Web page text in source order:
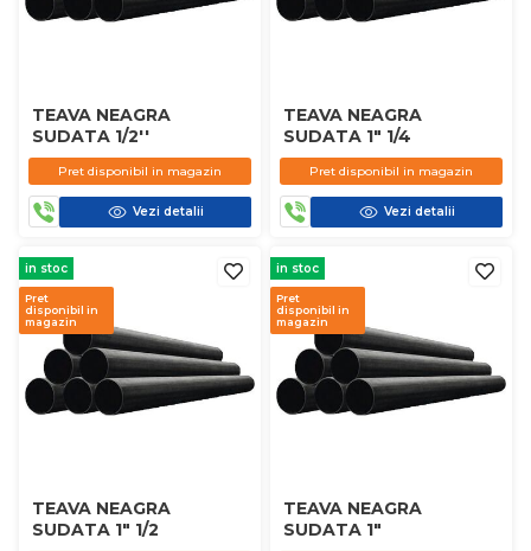
TEAVA NEAGRA
SUDATA 1/2''
Pret disponibil in magazin
Vezi detalii
TEAVA NEAGRA
SUDATA 1" 1/4
Pret disponibil in magazin
Vezi detalii
in stoc
Pret
disponibil in
magazin
TEAVA NEAGRA
SUDATA 1" 1/2
in stoc
Pret
disponibil in
magazin
TEAVA NEAGRA
SUDATA 1"